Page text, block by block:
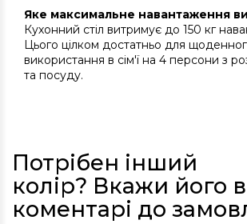
Яке максимальне навантаження
Кухонний стіл витримує до 150 кг
Цього цілком достатньо для
використання в сім'ї на 4 персони з
та посуду.
Потрібен інший
колір? Вкажи його в
коментарі до